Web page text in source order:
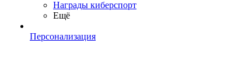
Награды киберспорт
Ещё
Персонализация